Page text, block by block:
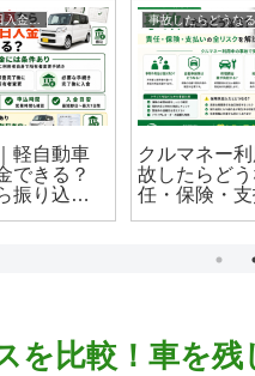
軽自動車なら即日入金できる？
軽自動車
できる？
振り込み
事故したらどうな
クルマネー
故したらど
任・保険・
を比較！車を